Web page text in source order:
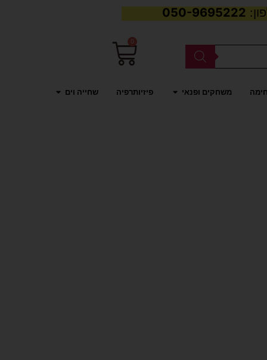
050-9695222
0
עגלת
משחקים ופנאי פתח משחקים ופנאי
פיזיותרפיה שחייה וים פתח שחייה וים